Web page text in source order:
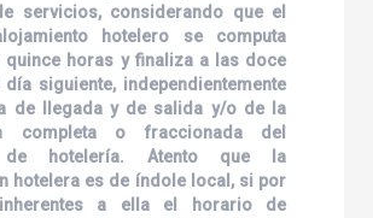
servicios, considerando que el
hotelero se computa
quince horas y finaliza a las doce
siguiente, independientemente
de llegada y de salida y/o de la
completa o fraccionada del
de hotelería. Atento que la
hotelera es de índole local, si por
a ella el horario de